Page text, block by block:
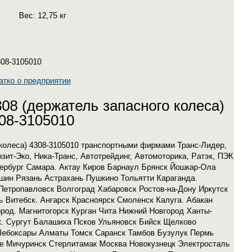
Вес: 12,75 кг
3105010
(держатель запасного колеса)
3105010
4308-3105010 транспортными фирмами Транс-Лидер,
Эко, Ника-Транс, Автотрейдинг, Автомоторика, Ратэк, ПЭК
Самара. Актау Киров Барнаул Брянск Йошкар-Ола
Рязань Астрахань Пушкино Тольятти Караганда.
Волгоград Хабаровск Ростов-на-Дону Иркутск
Ангарск Красноярск Смоленск Калуга. Абакан
Магнитогорск Курган Чита Нижний Новгород Ханты-
Сургут Балашиха Псков Ульяновск Бийск Щелково
Алматы Томск Саранск Тамбов Бузулук Пермь
Мичуринск Стерлитамак Москва Новокузнецк Электросталь